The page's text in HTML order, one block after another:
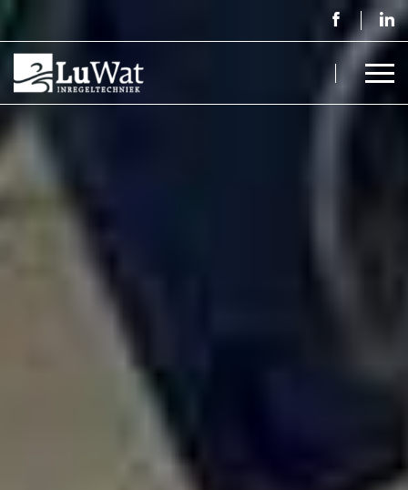
Home - LuWat Inregeltechniek B.V.